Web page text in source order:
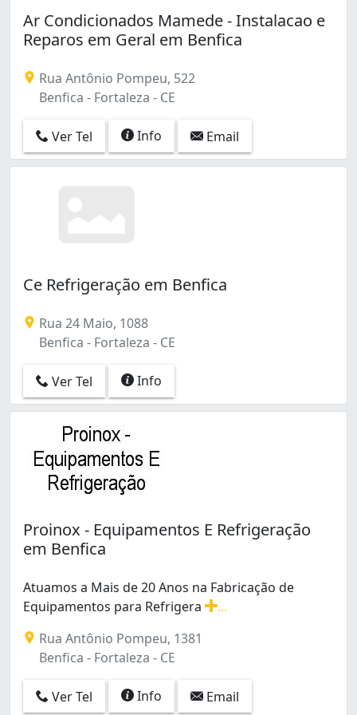
Bela Vista (1)
Benfica (4)
Boa Vista-castelão (1)
Cajazeiras (4)
Cambeba (2)
Canindezinho (2)
Carlito Pamplona (1)
Conjunto Palmeiras (1)
Cristo Redentor (2)
Curió (1)
Damas (1)
Demócrito Rocha (1)
Dionisio Torres (4)
Edson Queiroz (15)
Ellery (1)
Engenheiro Luciano Cavalcante (1)
Farias Brito (7)
Floresta (3)
Fátima (3)
Guajeru (1)
Henrique Jorge (1)
Jangurussu (3)
Jardim América (2)
Jardim das Oliveiras (1)
Joaquim Távora (4)
José Bonifácio (3)
João XXIII (1)
Ar Condicionados Mamede - Instalacao e
Reparos em Geral em Benfica
Rua Antônio Pompeu, 522
Benfica - Fortaleza - CE
Ver Tel Info Email
Ce Refrigeração em Benfica
Rua 24 Maio, 1088
Benfica - Fortaleza - CE
Ver Tel Info
Proinox - Equipamentos E Refrigeração
em Benfica
Atuamos a Mais de 20 Anos na Fabricação de
Equipamentos para Refrigera
Rua Antônio Pompeu, 1381
Benfica - Fortaleza - CE
Ver Tel Info Email